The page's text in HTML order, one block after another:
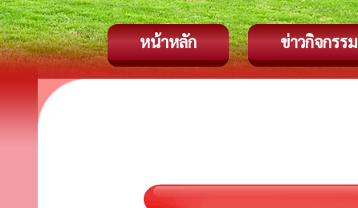
หน้าหลัก ข่าวกิจกรรม